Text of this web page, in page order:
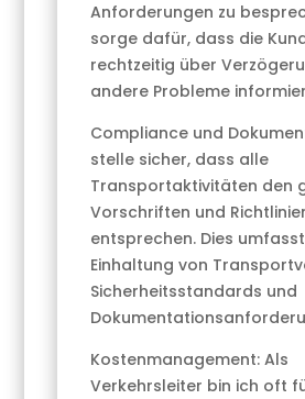
Anforderungen zu
sorge dafür, dass die
rechtzeitig über
andere Probleme
Compliance und
stelle sicher, dass alle
Transportaktivitäten den
Vorschriften und
entsprechen. Dies
Einhaltung von
Sicherheitsstandards und
Kostenmanagement: Als
Verkehrsleiter bin ich oft